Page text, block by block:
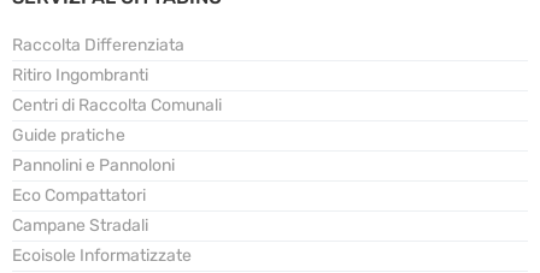
Raccolta Differenziata
Ritiro Ingombranti
Centri di Raccolta Comunali
Guide pratiche
Pannolini e Pannoloni
Eco Compattatori
Campane Stradali
Ecoisole Informatizzate